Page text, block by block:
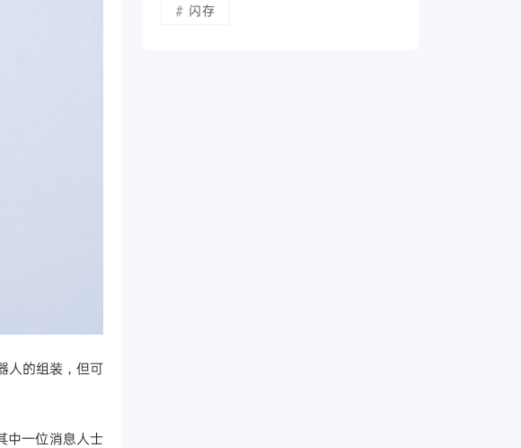
人的组装，但可
中一位消息人士
闪存